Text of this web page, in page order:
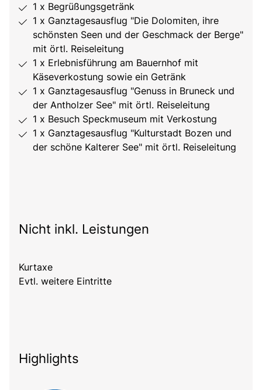
1 x Begrüßungsgetränk
1 x Ganztagesausflug "Die Dolomiten, ihre
schönsten Seen und der Geschmack der Berge"
mit örtl. Reiseleitung
1 x Erlebnisführung am Bauernhof mit
Käseverkostung sowie ein Getränk
1 x Ganztagesausflug "Genuss in Bruneck und
der Antholzer See" mit örtl. Reiseleitung
1 x Besuch Speckmuseum mit Verkostung
1 x Ganztagesausflug "Kulturstadt Bozen und
der schöne Kalterer See" mit örtl. Reiseleitung
Nicht inkl. Leistungen
Kurtaxe
Evtl. weitere Eintritte
Highlights